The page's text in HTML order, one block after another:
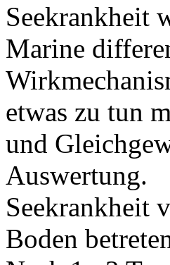
Seekrankheit
Marine
etwas zu tun
und
Auswertung.
Seekrankheit
Boden